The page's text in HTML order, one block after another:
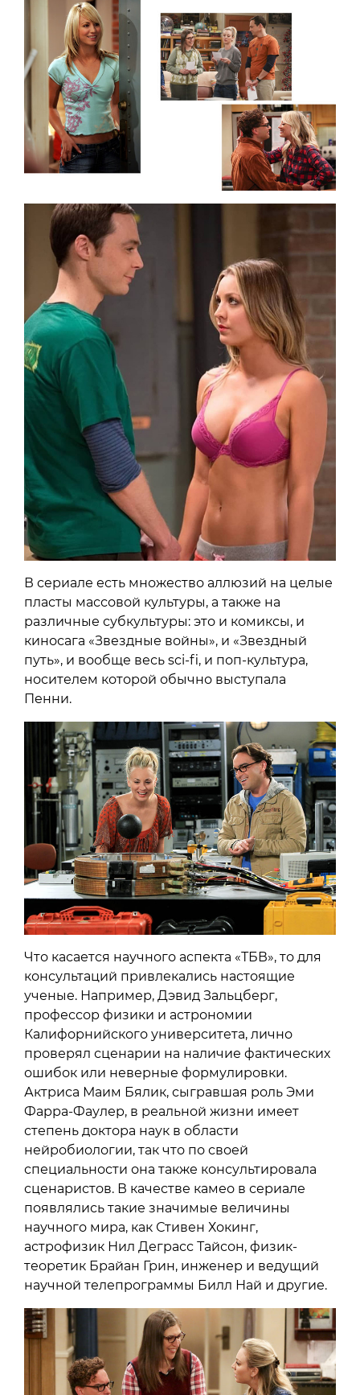
В сериале есть множество аллюзий на целые
пласты массовой культуры, а также на
различные субкультуры: это и комиксы, и
киносага «Звездные войны», и «Звездный
путь», и вообще весь sci-fi, и поп-культура,
носителем которой обычно выступала
Пенни.
Что касается научного аспекта «ТБВ», то для
консультаций привлекались настоящие
ученые. Например, Дэвид Зальцберг,
профессор физики и астрономии
Калифорнийского университета, лично
проверял сценарии на наличие фактических
ошибок или неверные формулировки.
Актриса Маим Бялик, сыгравшая роль Эми
Фарра-Фаулер, в реальной жизни имеет
степень доктора наук в области
нейробиологии, так что по своей
специальности она также консультировала
сценаристов. В качестве камео в сериале
появлялись такие значимые величины
научного мира, как Стивен Хокинг,
астрофизик Нил Деграсс Тайсон, физик-
теоретик Брайан Грин, инженер и ведущий
научной телепрограммы Билл Най и другие.